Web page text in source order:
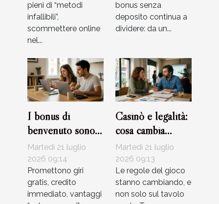
pieni di “metodi
infallibili”,
scommettere online
nel...
bonus senza
deposito continua a
dividere: da un...
I bonus di
benvenuto sono
davvero
convenienti?
Martedì 21 luglio
2026 09:14
Promettono giri
gratis, credito
immediato, vantaggi
Casinò e legalità:
cosa cambia
davvero con le
nuove
regolamentazioni?
Martedì 21 luglio
2026 09:13
Le regole del gioco
stanno cambiando, e
non solo sul tavolo